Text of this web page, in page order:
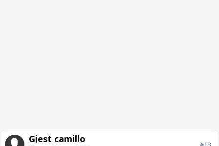
Gjest camillo